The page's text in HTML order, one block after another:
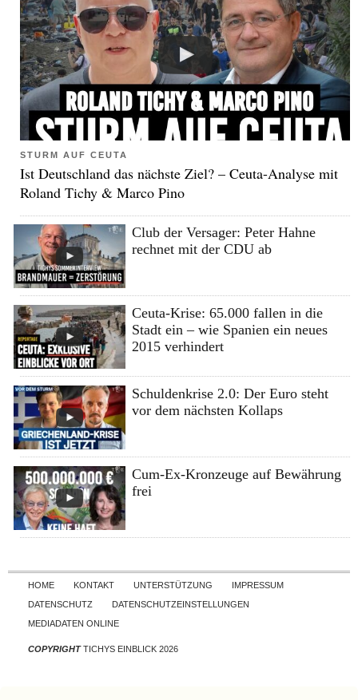
STURM AUF CEUTA
Ist Deutschland das nächste Ziel? – Ceuta-Analyse mit
Roland Tichy & Marco Pino
Club der Versager: Peter Hahne
rechnet mit der CDU ab
Ceuta-Krise: 65.000 fallen in die
Stadt ein – wie Spanien ein neues
2015 verhindert
Schuldenkrise 2.0: Der Euro steht
vor dem nächsten Kollaps
Cum-Ex-Kronzeuge auf Bewährung
frei
Skip to content
HOME KONTAKT UNTERSTÜTZUNG
IMPRESSUM
DATENSCHUTZ
DATENSCHUTZEINSTELLUNGEN
MEDIADATEN ONLINE
COPYRIGHTTICHYS EINBLICK 2026